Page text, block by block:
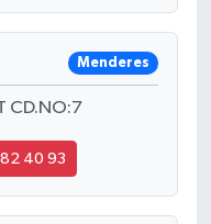
Menderes
CD.NO:7
40 93